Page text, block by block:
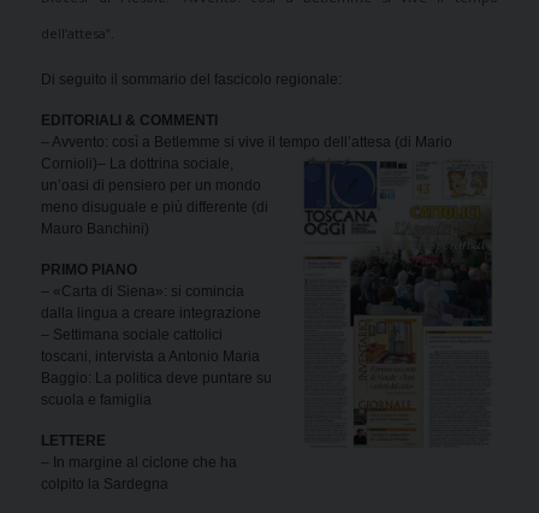
dell’attesa”.
Di seguito il sommario del fascicolo regionale:
EDITORIALI & COMMENTI
– Avvento: così a Betlemme si vive il tempo dell’attesa (di Mario
Cornioli)– La dottrina sociale,
un’oasi di pensiero per un mondo
meno disuguale e più differente (di
Mauro Banchini)
PRIMO PIANO
– «Carta di Siena»: si comincia
dalla lingua a creare integrazione
– Settimana sociale cattolici
toscani, intervista a Antonio Maria
Baggio: La politica deve puntare su
scuola e famiglia
LETTERE
– In margine al ciclone che ha
colpito la Sardegna